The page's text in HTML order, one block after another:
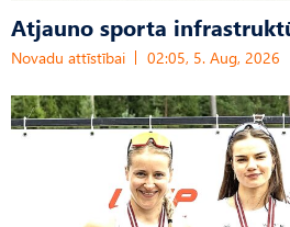
Atjauno sporta
Novadu attīstībai 02:05, 5. Aug, 2026